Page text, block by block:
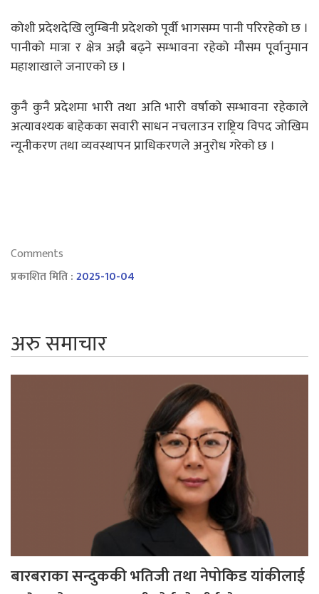
कोशी प्रदेशदेखि लुम्बिनी प्रदेशको पूर्वी भागसम्म पानी परिरहेको छ ।
पानीको मात्रा र क्षेत्र अझै बढ्ने सम्भावना रहेको मौसम पूर्वानुमान
महाशाखाले जनाएको छ ।
कुनै कुनै प्रदेशमा भारी तथा अति भारी वर्षाको सम्भावना रहेकाले
अत्यावश्यक बाहेकका सवारी साधन नचलाउन राष्ट्रिय विपद जोखिम
न्यूनीकरण तथा व्यवस्थापन प्राधिकरणले अनुरोध गरेको छ ।
Comments
प्रकाशित मिति :2025-10-04
अरु समाचार
बारबराका सन्दुककी भतिजी तथा नेपोकिड यांकीलाई